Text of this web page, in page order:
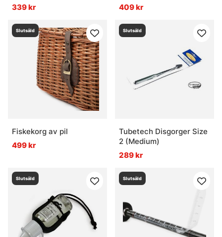
339 kr
409 kr
Slutsåld
Fiskekorg av pil
499 kr
Slutsåld
Tubetech Disgorger Size
2 (Medium)
289 kr
Slutsåld Slutsåld